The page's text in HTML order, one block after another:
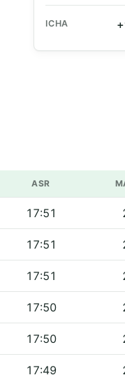
ICHA
ASR
17:51
17:51
17:51
17:50
17:50
17:49